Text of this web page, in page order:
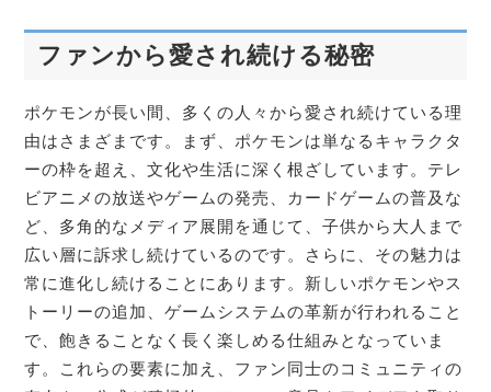
ファンから愛され続ける秘密
ポケモンが長い間、多くの人々から愛され続けている理
由はさまざまです。まず、ポケモンは単なるキャラクタ
ーの枠を超え、文化や生活に深く根ざしています。テレ
ビアニメの放送やゲームの発売、カードゲームの普及な
ど、多角的なメディア展開を通じて、子供から大人まで
広い層に訴求し続けているのです。さらに、その魅力は
常に進化し続けることにあります。新しいポケモンやス
トーリーの追加、ゲームシステムの革新が行われること
で、飽きることなく長く楽しめる仕組みとなっていま
す。これらの要素に加え、ファン同士のコミュニティの